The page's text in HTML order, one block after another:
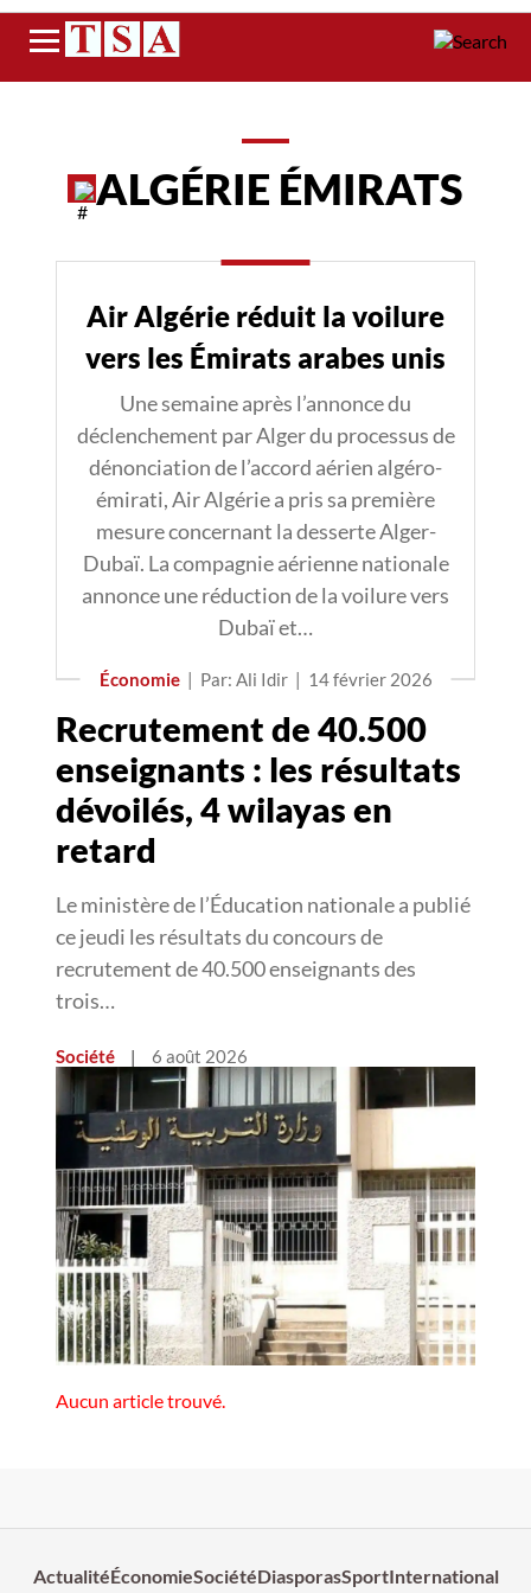
Menu
ALGÉRIE ÉMIRATS
Air Algérie réduit la voilure
vers les Émirats arabes unis
Une semaine après l’annonce du
déclenchement par Alger du processus de
dénonciation de l’accord aérien algéro-
émirati, Air Algérie a pris sa première
mesure concernant la desserte Alger-
Dubaï. La compagnie aérienne nationale
annonce une réduction de la voilure vers
Dubaï et…
Économie | Par: Ali Idir | 14 février 2026
Recrutement de 40.500
enseignants : les résultats
dévoilés, 4 wilayas en
retard
Le ministère de l’Éducation nationale a publié
ce jeudi les résultats du concours de
recrutement de 40.500 enseignants des
trois…
Société | 6 août 2026
Aucun article trouvé.
ActualitéÉconomieSociétéDiasporasSportInternational